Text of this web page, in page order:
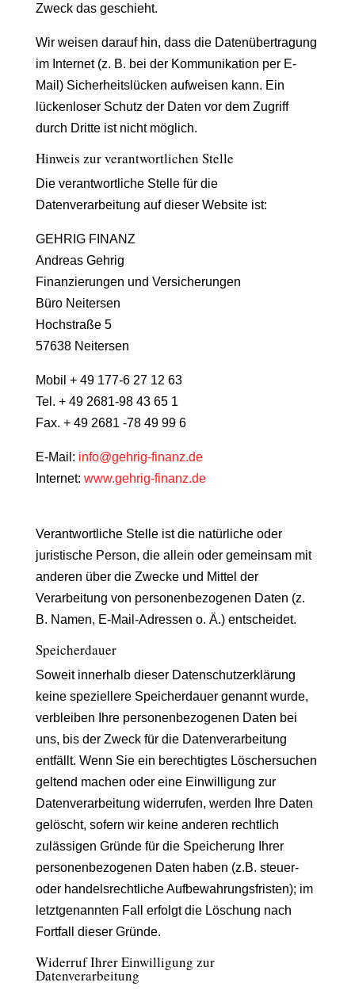
Zweck das geschieht.
Wir weisen darauf hin, dass die Datenübertragung
im Internet (z. B. bei der Kommunikation per E-
Mail) Sicherheitslücken aufweisen kann. Ein
lückenloser Schutz der Daten vor dem Zugriff
durch Dritte ist nicht möglich.
Hinweis zur verantwortlichen Stelle
Die verantwortliche Stelle für die
Datenverarbeitung auf dieser Website ist:
GEHRIG FINANZ
Andreas Gehrig
Finanzierungen und Versicherungen
Büro Neitersen
Hochstraße 5
57638 Neitersen
Mobil + 49 177-6 27 12 63
Tel. + 49 2681-98 43 65 1
Fax. + 49 2681 -78 49 99 6
E-Mail: info@gehrig-finanz.de
Internet: www.gehrig-finanz.de
Verantwortliche Stelle ist die natürliche oder
juristische Person, die allein oder gemeinsam mit
anderen über die Zwecke und Mittel der
Verarbeitung von personenbezogenen Daten (z.
B. Namen, E-Mail-Adressen o. Ä.) entscheidet.
Speicherdauer
Soweit innerhalb dieser Datenschutzerklärung
keine speziellere Speicherdauer genannt wurde,
verbleiben Ihre personenbezogenen Daten bei
uns, bis der Zweck für die Datenverarbeitung
entfällt. Wenn Sie ein berechtigtes Löschersuchen
geltend machen oder eine Einwilligung zur
Datenverarbeitung widerrufen, werden Ihre Daten
gelöscht, sofern wir keine anderen rechtlich
zulässigen Gründe für die Speicherung Ihrer
personenbezogenen Daten haben (z.B. steuer-
oder handelsrechtliche Aufbewahrungsfristen); im
letztgenannten Fall erfolgt die Löschung nach
Fortfall dieser Gründe.
Widerruf Ihrer Einwilligung zur
Datenverarbeitung